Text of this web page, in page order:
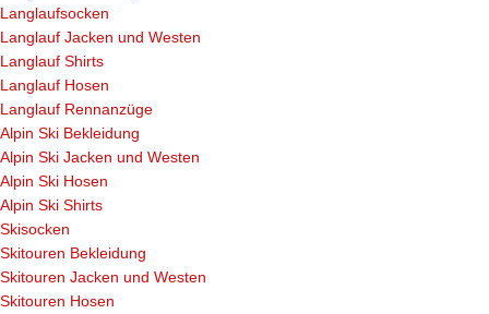
Langlaufsocken
Langlauf Jacken und Westen
Langlauf Shirts
Langlauf Hosen
Langlauf Rennanzüge
Alpin Ski Bekleidung
Alpin Ski Jacken und Westen
Alpin Ski Hosen
Alpin Ski Shirts
Skisocken
Skitouren Bekleidung
Skitouren Jacken und Westen
Skitouren Hosen